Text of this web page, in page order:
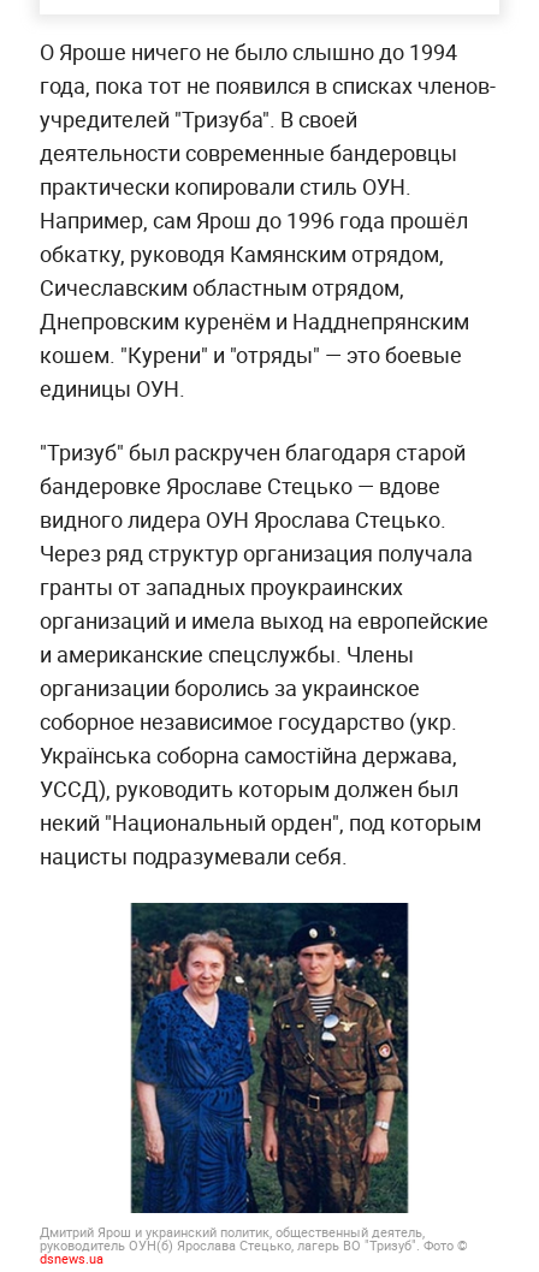
О Яроше ничего не было слышно до 1994
года, пока тот не появился в списках членов-
учредителей "Тризуба". В своей
деятельности современные бандеровцы
практически копировали стиль ОУН.
Например, сам Ярош до 1996 года прошёл
обкатку, руководя Камянским отрядом,
Сичеславским областным отрядом,
Днепровским куренём и Надднепрянским
кошем. "Курени" и "отряды" — это боевые
единицы ОУН.
"Тризуб" был раскручен благодаря старой
бандеровке Ярославе Стецько — вдове
видного лидера ОУН Ярослава Стецько.
Через ряд структур организация получала
гранты от западных проукраинских
организаций и имела выход на европейские
и американские спецслужбы. Члены
организации боролись за украинское
соборное независимое государство (укр.
Українська соборна самостійна держава,
УССД), руководить которым должен был
некий "Национальный орден", под которым
нацисты подразумевали себя.
Дмитрий Ярош и украинский политик, общественный деятель,
руководитель ОУН(б) Ярослава Стецько, лагерь ВО "Тризуб". Фото ©
dsnews.ua